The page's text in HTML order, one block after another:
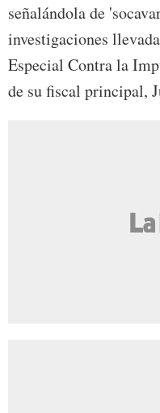
señalándola de
investigaciones
Especial Contra la
de su fiscal principal,